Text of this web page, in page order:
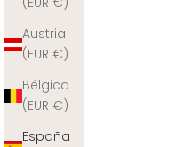
Austria
(EUR €)
Bélgica
(EUR €)
España